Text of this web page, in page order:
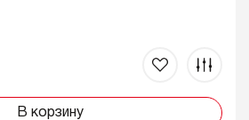
В корзину